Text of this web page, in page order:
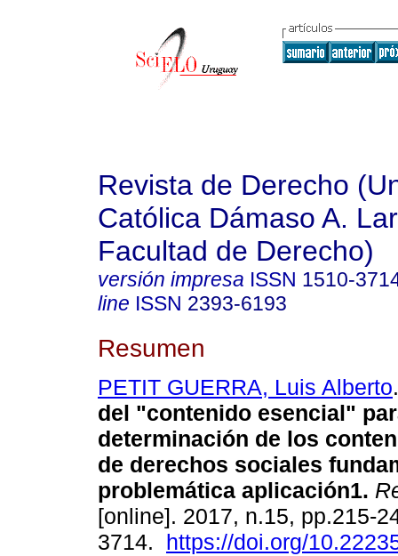
Revista de Derecho
Católica Dámaso A.
Facultad de Derecho)
versión impresa ISSN 1510-
line ISSN 2393-6193
Resumen
PETIT GUERRA, Luis Alberto.
del "contenido esencial"
determinación de los
de derechos sociales
problemática aplicación1.
[online]. 2017, n.15, pp.215-
3714. https://doi.org/